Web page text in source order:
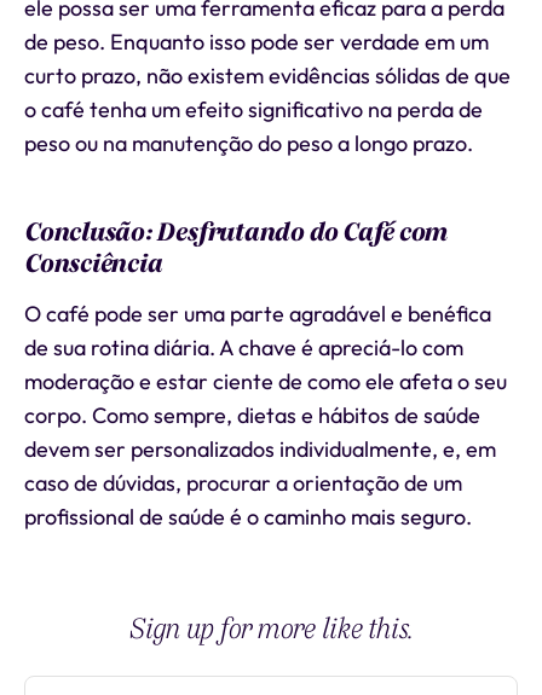
ele possa ser uma ferramenta eficaz para a perda
de peso. Enquanto isso pode ser verdade em um
curto prazo, não existem evidências sólidas de que
o café tenha um efeito significativo na perda de
peso ou na manutenção do peso a longo prazo.
Conclusão: Desfrutando do Café com
Consciência
O café pode ser uma parte agradável e benéfica
de sua rotina diária. A chave é apreciá-lo com
moderação e estar ciente de como ele afeta o seu
corpo. Como sempre, dietas e hábitos de saúde
devem ser personalizados individualmente, e, em
caso de dúvidas, procurar a orientação de um
profissional de saúde é o caminho mais seguro.
Sign up for more like this.